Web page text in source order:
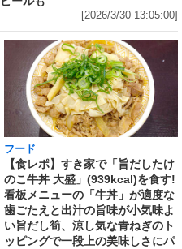
[2026/3/30 13:05:00]
フード
【食レポ】すき家で「旨だしたけ
のこ牛丼 大盛」(939kcal)を食す!
看板メニューの「牛丼」が適度な
歯ごたえと出汁の旨味が小気味よ
い旨だし筍、涼し気な青ねぎのト
ッピングで一段上の美味しさにパ